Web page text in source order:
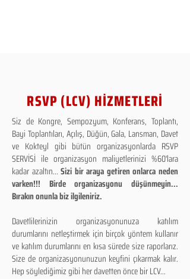
RSVP (LCV) HİZMETLERİ
Siz de Kongre, Sempozyum, Konferans, Toplantı,
Bayi Toplantıları, Açılış, Düğün, Gala, Lansman, Davet
ve Kokteyl gibi bütün organizasyonlarda RSVP
SERVİSİ ile organizasyon maliyetlerinizi %60'lara
kadar azaltın...Sizi bir araya getiren onlarca neden
varken!!! Birde organizasyonu düşünmeyin...
Bırakın onunla biz ilgileniriz.
Davetlilerinizin organizasyonunuza katılım
durumlarını netleştirmek için birçok yöntem kullanır
ve katılım durumlarını en kısa sürede size raporlarız.
Size de organizasyonunuzun keyfini çıkarmak kalır.
Hep söylediğimiz gibi her davetten önce bir LCV...